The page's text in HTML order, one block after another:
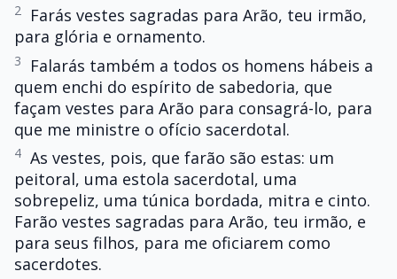
2
Farás vestes sagradas para Arão, teu irmão,
para glória e ornamento.
3
Falarás também a todos os homens hábeis a
quem enchi do espírito de sabedoria, que
façam vestes para Arão para consagrá-lo, para
que me ministre o ofício sacerdotal.
4 As vestes, pois, que farão são estas: um
peitoral, uma estola sacerdotal, uma
sobrepeliz, uma túnica bordada, mitra e cinto.
Farão vestes sagradas para Arão, teu irmão, e
para seus filhos, para me oficiarem como
sacerdotes.